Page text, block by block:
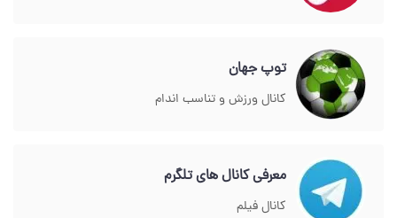
توپ جهان
کانال ورزش و تناسب اندام
معرفی کانال های تلگرم
کانال فیلم